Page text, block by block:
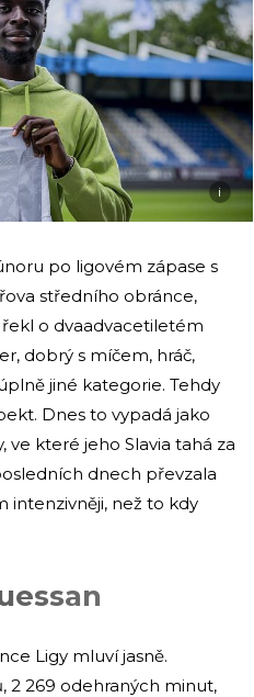
i
po ligovém zápase s
středního obránce,
řekl o dvaadvacetiletém
dobrý s míčem, hráč,
jiné kategorie. Tehdy
Dnes to vypadá jako
které jeho Slavia tahá za
dnech převzala
intenzivněji, než to kdy
Ligy mluví jasně.
2 269 odehraných minut,